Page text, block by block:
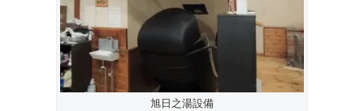
旭日之湯設備